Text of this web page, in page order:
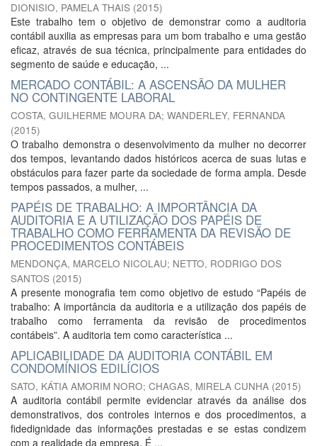
DIONISIO, PAMELA THAIS (2015)
Este trabalho tem o objetivo de demonstrar como a auditoria
contábil auxilia as empresas para um bom trabalho e uma gestão
eficaz, através de sua técnica, principalmente para entidades do
segmento de saúde e educação, ...
MERCADO CONTÁBIL: A ASCENSÃO DA MULHER
NO CONTINGENTE LABORAL
COSTA, GUILHERME MOURA DA; WANDERLEY, FERNANDA
(2015)
O trabalho demonstra o desenvolvimento da mulher no decorrer
dos tempos, levantando dados históricos acerca de suas lutas e
obstáculos para fazer parte da sociedade de forma ampla. Desde
tempos passados, a mulher, ...
PAPÉIS DE TRABALHO: A IMPORTÂNCIA DA
AUDITORIA E A UTILIZAÇÃO DOS PAPÉIS DE
TRABALHO COMO FERRAMENTA DA REVISÃO DE
PROCEDIMENTOS CONTÁBEIS
MENDONÇA, MARCELO NICOLAU; NETTO, RODRIGO DOS
SANTOS (2015)
A presente monografia tem como objetivo de estudo “Papéis de
trabalho: A importância da auditoria e a utilização dos papéis de
trabalho como ferramenta da revisão de procedimentos
contábeis”. A auditoria tem como característica ...
APLICABILIDADE DA AUDITORIA CONTÁBIL EM
CONDOMÍNIOS EDILÍCIOS
SATO, KÁTIA AMORIM NORO; CHAGAS, MIRELA CUNHA (2015)
A auditoria contábil permite evidenciar através da análise dos
demonstrativos, dos controles internos e dos procedimentos, a
fidedignidade das informações prestadas e se estas condizem
com a realidade da empresa. É ...